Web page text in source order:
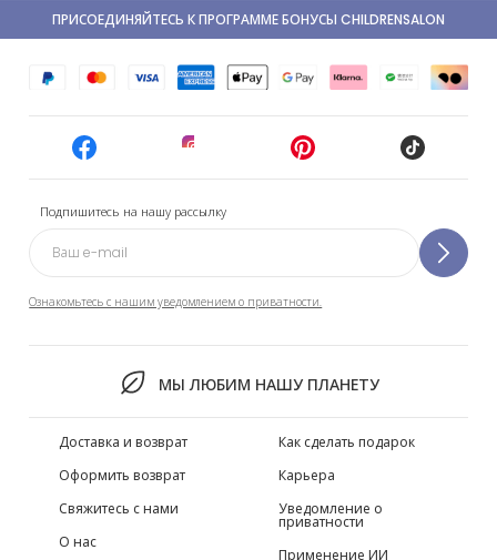
Подпишитесь на нашу рассылку
Ознакомьтесь с нашим уведомлением о приватности.
МЫ ЛЮБИМ НАШУ ПЛАНЕТУ
ПРИСОЕДИНЯЙТЕСЬ К ПРОГРАММЕ БОНУСЫ CHILDRENSALON
Доставка и возврат
Оформить возврат
Свяжитесь с нами
О нас
Как сделать подарок
Карьера
Уведомление о
приватности
Применение ИИ